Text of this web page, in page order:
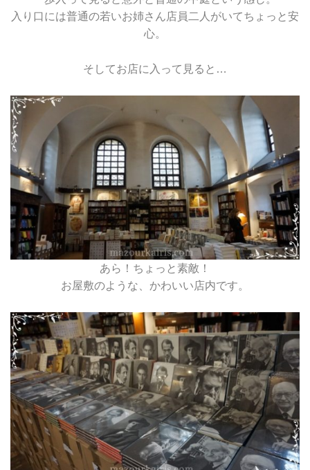
入り口には普通の若いお姉さん店員二人がいてちょっと安
心。
そしてお店に入って見ると…
あら！ちょっと素敵！
お屋敷のような、かわいい店内です。